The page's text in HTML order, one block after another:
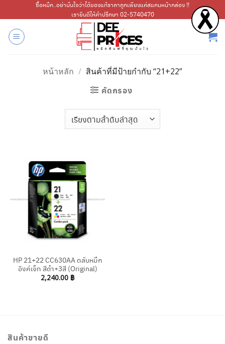
ไป
เนื้อหา
ซื้อหมึก..อย่ามั่นใจว่าได้ของแท้ราคาถูกเพียงแค่สแกนหน้ากล่อง !!
เรายินดีให้คำปรึกษา 02-5740470
หน้าหลัก / สินค้าที่มีป้ายกำกับ “21+22”
คัดกรอง
HP 21+22 CC630AA ตลับหมึก
อิงค์เจ็ท สีดำ+3สี (Original)
2,240.00 ฿
สินค้าขายดี